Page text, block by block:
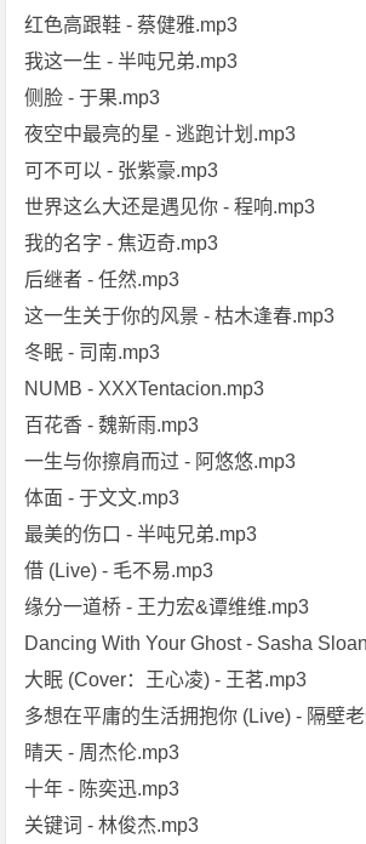
红色高跟鞋 - 蔡健雅.mp3
我这一生 - 半吨兄弟.mp3
侧脸 - 于果.mp3
夜空中最亮的星 - 逃跑计划.mp3
可不可以 - 张紫豪.mp3
世界这么大还是遇见你 - 程响.mp3
我的名字 - 焦迈奇.mp3
后继者 - 任然.mp3
这一生关于你的风景 - 枯木逢春.mp3
冬眠 - 司南.mp3
NUMB - XXXTentacion.mp3
百花香 - 魏新雨.mp3
一生与你擦肩而过 - 阿悠悠.mp3
体面 - 于文文.mp3
最美的伤口 - 半吨兄弟.mp3
借 (Live) - 毛不易.mp3
缘分一道桥 - 王力宏&谭维维.mp3
Dancing With Your Ghost - Sasha
大眠 (Cover：王心凌) - 王茗.mp3
多想在平庸的生活拥抱你 (Live) - 隔壁
晴天 - 周杰伦.mp3
十年 - 陈奕迅.mp3
关键词 - 林俊杰.mp3